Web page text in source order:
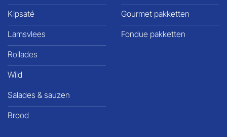
Kipsaté
Lamsvlees
Rollades
Wild
Salades & sauzen
Brood
Gourmet pakketten
Fondue pakketten